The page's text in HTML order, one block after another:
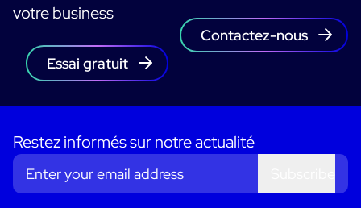
votre business
Contactez-nous
Essai gratuit
Restez informés sur notre actualité